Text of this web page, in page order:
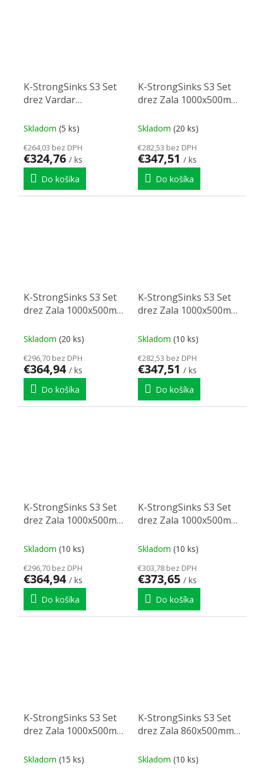
K-StrongSinks S3 Set
drez Vardar
béžová + Batéria Ipoly
Skladom (5 ks)
€264,03 bez DPH
€324,76 / ks
Do košíka
K-StrongSinks S3 Set
drez Zala 1000x500mm
Garonne čierna
Skladom (20 ks)
€282,53 bez DPH
€347,51 / ks
Do košíka
K-StrongSinks S3 Set
drez Zala 1000x500mm
Batéria Loira čierna
Skladom (20 ks)
€296,70 bez DPH
€364,94 / ks
Do košíka
K-StrongSinks S3 Set
drez Zala 1000x500mm
Garonne čierna
Skladom (10 ks)
€282,53 bez DPH
€347,51 / ks
Do košíka
K-StrongSinks S3 Set
drez Zala 1000x500mm
Loira čierna
Skladom (10 ks)
€296,70 bez DPH
€364,94 / ks
Do košíka
K-StrongSinks S3 Set
drez Zala 1000x500mm
Ipoly čierna
Skladom (10 ks)
€303,78 bez DPH
€373,65 / ks
Do košíka
K-StrongSinks S3 Set
drez Zala 1000x500mm
Ipoly čierna
Skladom (15 ks)
K-StrongSinks S3 Set
drez Zala 860x500mm
Garonne čierna
Skladom (10 ks)